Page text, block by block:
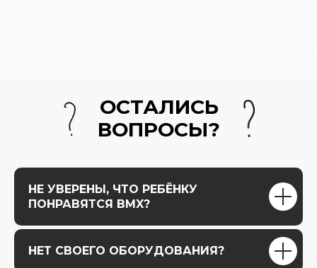
ОСТАЛИСЬ
ВОПРОСЫ?
НЕ УВЕРЕНЫ, ЧТО РЕБЁНКУ
ПОНРАВЯТСЯ BMX?
НЕТ СВОЕГО ОБОРУДОВАНИЯ?